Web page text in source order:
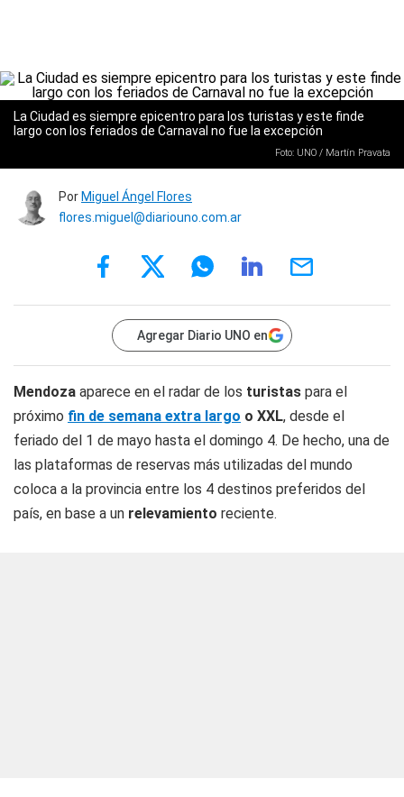
La Ciudad es siempre epicentro para los turistas y este finde
largo con los feriados de Carnaval no fue la excepción
Foto: UNO / Martín Pravata
Por Miguel Ángel Flores
flores.miguel@diariouno.com.ar
Agregar Diario UNO en
Mendoza aparece en el radar de los turistas para el
próximo fin de semana extra largo o XXL, desde el
feriado del 1 de mayo hasta el domingo 4. De hecho, una de
las plataformas de reservas más utilizadas del mundo
coloca a la provincia entre los 4 destinos preferidos del
país, en base a un relevamiento reciente.